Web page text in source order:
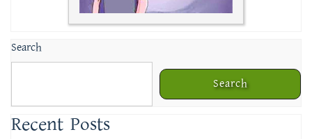
Search
Search
Recent Posts